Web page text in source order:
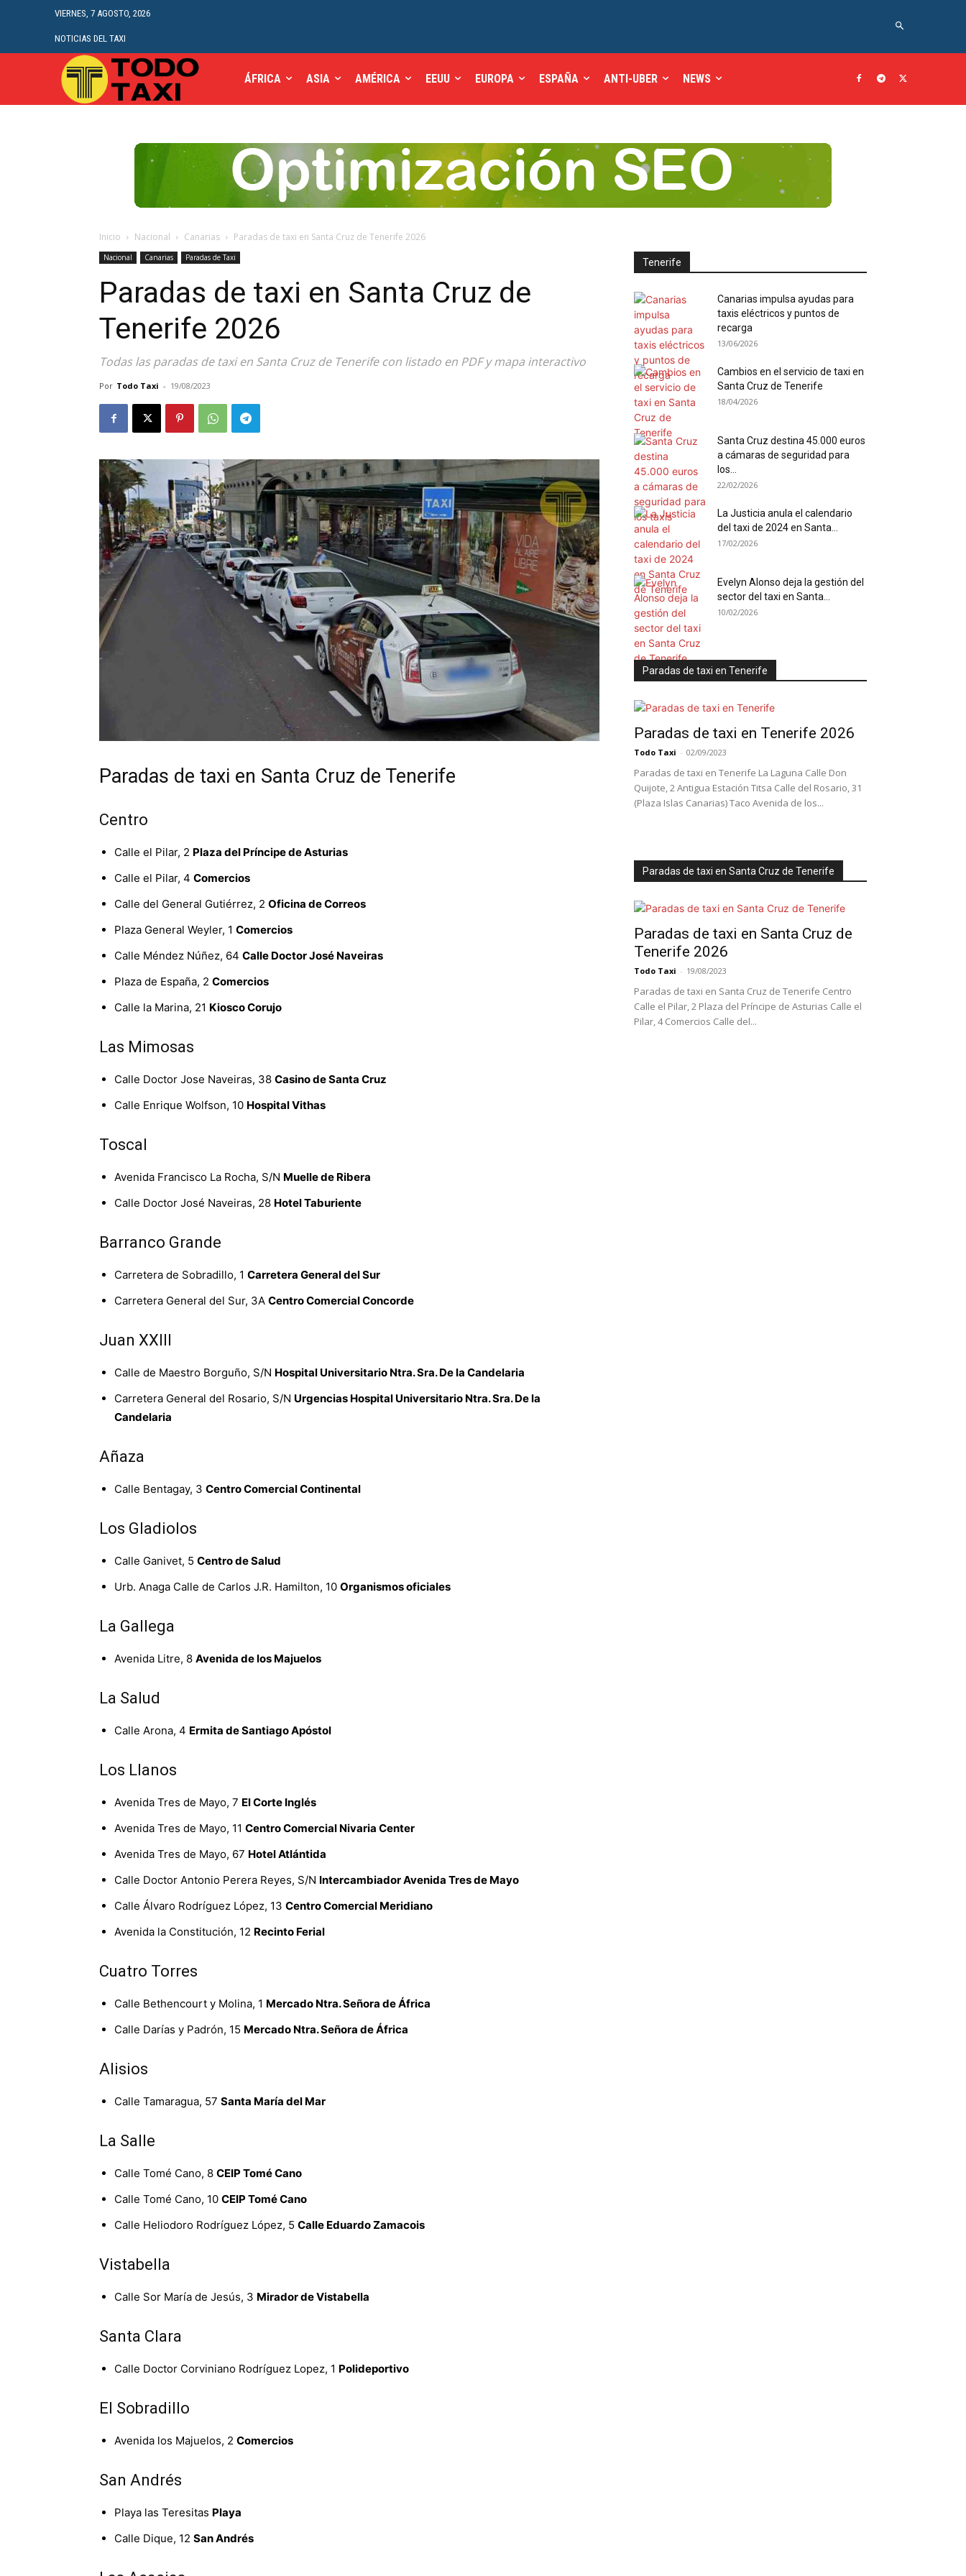
VIERNES, 7 AGOSTO, 2026
NOTICIAS DEL TAXI
ÁFRICA ASIA AMÉRICA EEUU EUROPA ESPAÑA ANTI-UBER NEWS
Inicio Nacional Canarias Paradas de taxi en Santa Cruz de Tenerife 2026
Nacional Canarias Paradas de Taxi
Paradas de taxi en Santa Cruz de
Tenerife 2026
Todas las paradas de taxi en Santa Cruz de Tenerife con listado en PDF y mapa interactivo
Por Todo Taxi - 19/08/2023
Paradas de taxi en Santa Cruz de Tenerife
Centro
Calle el Pilar, 2 Plaza del Príncipe de Asturias
Calle el Pilar, 4 Comercios
Calle del General Gutiérrez, 2 Oficina de Correos
Plaza General Weyler, 1 Comercios
Calle Méndez Núñez, 64 Calle Doctor José Naveiras
Plaza de España, 2 Comercios
Calle la Marina, 21 Kiosco Corujo
Las Mimosas
Calle Doctor Jose Naveiras, 38 Casino de Santa Cruz
Calle Enrique Wolfson, 10 Hospital Vithas
Toscal
Avenida Francisco La Rocha, S/N Muelle de Ribera
Calle Doctor José Naveiras, 28 Hotel Taburiente
Barranco Grande
Carretera de Sobradillo, 1 Carretera General del Sur
Carretera General del Sur, 3A Centro Comercial Concorde
Juan XXIII
Calle de Maestro Borguño, S/N Hospital Universitario Ntra. Sra. De la Candelaria
Carretera General del Rosario, S/N Urgencias Hospital Universitario Ntra. Sra. De la
Candelaria
Añaza
Calle Bentagay, 3 Centro Comercial Continental
Los Gladiolos
Calle Ganivet, 5 Centro de Salud
Urb. Anaga Calle de Carlos J.R. Hamilton, 10 Organismos oficiales
La Gallega
Avenida Litre, 8 Avenida de los Majuelos
La Salud
Calle Arona, 4 Ermita de Santiago Apóstol
Los Llanos
Avenida Tres de Mayo, 7 El Corte Inglés
Avenida Tres de Mayo, 11 Centro Comercial Nivaria Center
Avenida Tres de Mayo, 67 Hotel Atlántida
Calle Doctor Antonio Perera Reyes, S/N Intercambiador Avenida Tres de Mayo
Calle Álvaro Rodríguez López, 13 Centro Comercial Meridiano
Avenida la Constitución, 12 Recinto Ferial
Cuatro Torres
Calle Bethencourt y Molina, 1 Mercado Ntra. Señora de África
Calle Darías y Padrón, 15 Mercado Ntra. Señora de África
Alisios
Calle Tamaragua, 57 Santa María del Mar
La Salle
Calle Tomé Cano, 8 CEIP Tomé Cano
Calle Tomé Cano, 10 CEIP Tomé Cano
Calle Heliodoro Rodríguez López, 5 Calle Eduardo Zamacois
Vistabella
Calle Sor María de Jesús, 3 Mirador de Vistabella
Santa Clara
Calle Doctor Corviniano Rodríguez Lopez, 1 Polideportivo
El Sobradillo
Avenida los Majuelos, 2 Comercios
San Andrés
Playa las Teresitas Playa
Calle Dique, 12 San Andrés
Tenerife
Canarias impulsa ayudas para
taxis eléctricos y puntos de
recarga
13/06/2026
Cambios en el servicio de taxi en
Santa Cruz de Tenerife
18/04/2026
Santa Cruz destina 45.000 euros
a cámaras de seguridad para
los...
22/02/2026
La Justicia anula el calendario
del taxi de 2024 en Santa...
17/02/2026
Evelyn Alonso deja la gestión del
sector del taxi en Santa...
10/02/2026
Paradas de taxi en Tenerife
Paradas de taxi en Tenerife 2026
Todo Taxi - 02/09/2023
Paradas de taxi en Tenerife La Laguna Calle Don
Quijote, 2 Antigua Estación Titsa Calle del Rosario, 31
(Plaza Islas Canarias) Taco Avenida de los...
Paradas de taxi en Santa Cruz de Tenerife
Paradas de taxi en Santa Cruz de
Tenerife 2026
Todo Taxi - 19/08/2023
Paradas de taxi en Santa Cruz de Tenerife Centro
Calle el Pilar, 2 Plaza del Príncipe de Asturias Calle el
Pilar, 4 Comercios Calle del...